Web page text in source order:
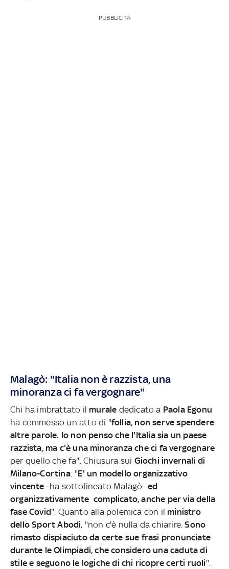
PUBBLICITÀ
Malagò: "Italia non è razzista, una
minoranza ci fa vergognare"
Chi ha imbrattato il murale dedicato a Paola Egonu
ha commesso un atto di "follia, non serve spendere
altre parole. Io non penso che l'Italia sia un paese
razzista, ma c'è una minoranza che ci fa vergognare
per quello che fa". Chiusura sui Giochi invernali di
Milano-Cortina: "E' un modello organizzativo
vincente -ha sottolineato Malagò- ed
organizzativamente complicato, anche per via della
fase Covid". Quanto alla polemica con il ministro
dello Sport Abodi, "non c'è nulla da chiarire.Sono
rimasto dispiaciuto da certe sue frasi pronunciate
durante le Olimpiadi, che considero una caduta di
stile e seguono le logiche di chi ricopre certi ruoli".